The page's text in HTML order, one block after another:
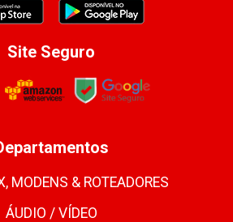
Site Seguro
MODENS & ROTEADORES
ÁUDIO / VÍDEO